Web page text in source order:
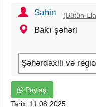
√ Evlərə pulsuz baxıs‌
√ Sərfəli qiymətlər
Sahin (Bütün
Bakı şəhəri
Paylaş
Tarix: 11.08.2025